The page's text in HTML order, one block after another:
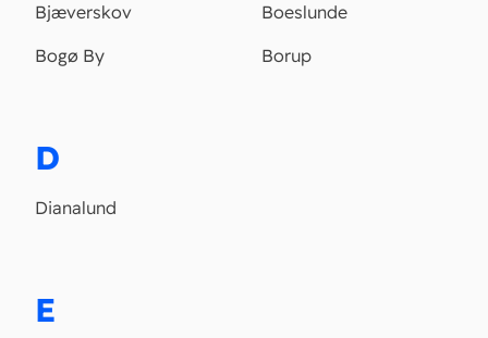
Bjæverskov
Boeslunde
Bogø By
Borup
D
Dianalund
E